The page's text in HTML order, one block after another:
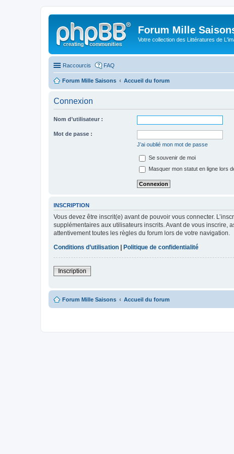
Forum Mille
Votre collection des Littératures de
Raccourcis FAQ
Forum Mille Saisons Accueil du forum
Connexion
Nom d’utilisateur :
Mot de passe :
J’ai oublié mon mot de passe
Se souvenir de moi
Masquer mon statut en ligne lors
INSCRIPTION
Vous devez être inscrit(e) avant de pouvoir vous connecter.
supplémentaires aux utilisateurs inscrits. Avant de vous inscrire,
attentivement toutes les règles du forum lors de votre navigation.
Conditions d’utilisation
Politique de confidentialité
Inscription
Forum Mille Saisons Accueil du forum